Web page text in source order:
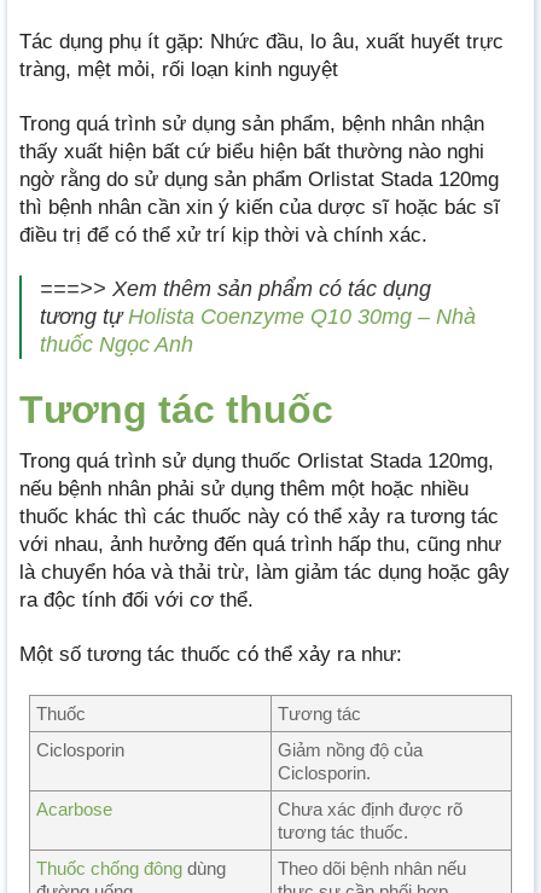
Tác dụng phụ ít gặp: Nhức đầu, lo âu, xuất huyết trực
tràng, mệt mỏi, rối loạn kinh nguyệt
Trong quá trình sử dụng sản phẩm, bệnh nhân nhận
thấy xuất hiện bất cứ biểu hiện bất thường nào nghi
ngờ rằng do sử dụng sản phẩm Orlistat Stada 120mg
thì bệnh nhân cần xin ý kiến của dược sĩ hoặc bác sĩ
điều trị để có thể xử trí kịp thời và chính xác.
===>> Xem thêm sản phẩm có tác dụng
tương tựHolista Coenzyme Q10 30mg – Nhà
thuốc Ngọc Anh
Tương tác thuốc
Trong quá trình sử dụng thuốc Orlistat Stada 120mg,
nếu bệnh nhân phải sử dụng thêm một hoặc nhiều
thuốc khác thì các thuốc này có thể xảy ra tương tác
với nhau, ảnh hưởng đến quá trình hấp thu, cũng như
là chuyển hóa và thải trừ, làm giảm tác dụng hoặc gây
ra độc tính đối với cơ thể.
Một số tương tác thuốc có thể xảy ra như:
Thuốc
Tương tác
Ciclosporin
Giảm nồng độ của
Ciclosporin.
Acarbose
Chưa xác định được rõ
tương tác thuốc.
Thuốc chống đông dùng
Theo dõi bệnh nhân nếu